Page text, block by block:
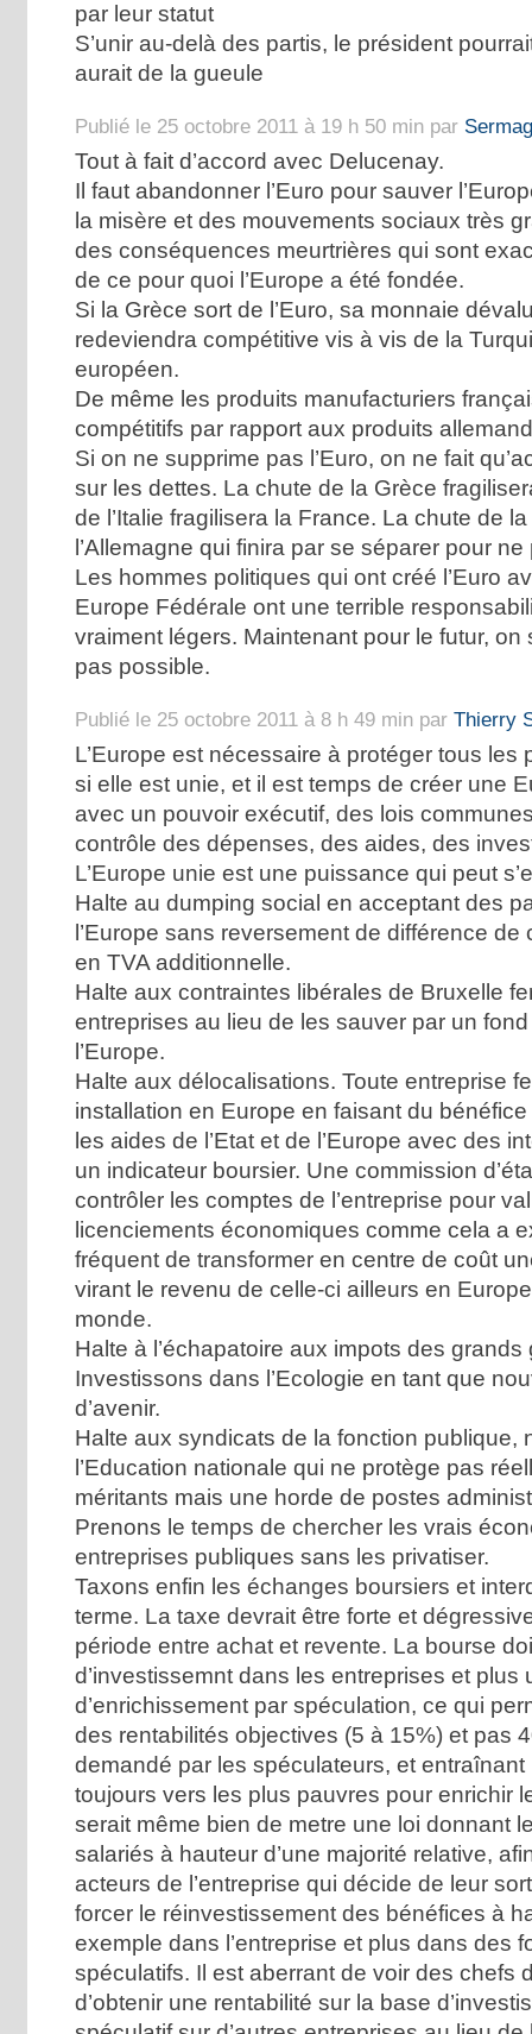
par leur statut
S’unir au-delà des partis, le président
aurait de la gueule
Publié le 25 octobre 2011 à 19 h 50 min par
Tout à fait d’accord avec Delucenay.
Il faut abandonner l’Euro pour sauver
la misère et des mouvements sociaux très
des conséquences meurtrières qui sont
de ce pour quoi l’Europe a été fondée.
Si la Grèce sort de l’Euro, sa monnaie
redeviendra compétitive vis à vis de la
européen.
De même les produits manufacturiers
compétitifs par rapport aux produits
Si on ne supprime pas l’Euro, on ne fait
sur les dettes. La chute de la Grèce
de l’Italie fragilisera la France. La chute de
l’Allemagne qui finira par se séparer pour
Les hommes politiques qui ont créé l’Euro
Europe Fédérale ont une terrible
vraiment légers. Maintenant pour le futur, on
pas possible.
Publié le 25 octobre 2011 à 8 h 49 min par Thierry
L’Europe est nécessaire à protéger tous les
si elle est unie, et il est temps de créer une
avec un pouvoir exécutif, des lois
contrôle des dépenses, des aides, des
L’Europe unie est une puissance qui peut
Halte au dumping social en acceptant des
l’Europe sans reversement de différence
en TVA additionnelle.
Halte aux contraintes libérales de Bruxelle
entreprises au lieu de les sauver par un fond
l’Europe.
Halte aux délocalisations. Toute entreprise
installation en Europe en faisant du
les aides de l’Etat et de l’Europe avec des
un indicateur boursier. Une commission
contrôler les comptes de l’entreprise pour
licenciements économiques comme cela a
fréquent de transformer en centre de coût
virant le revenu de celle-ci ailleurs en
monde.
Halte à l’échapatoire aux impots des grands
Investissons dans l’Ecologie en tant que
d’avenir.
Halte aux syndicats de la fonction publique,
l’Education nationale qui ne protège pas
méritants mais une horde de postes
Prenons le temps de chercher les vrais
entreprises publiques sans les privatiser.
Taxons enfin les échanges boursiers et
terme. La taxe devrait être forte et
période entre achat et revente. La bourse
d’investissemnt dans les entreprises et plus
d’enrichissement par spéculation, ce qui
des rentabilités objectives (5 à 15%) et pas
demandé par les spéculateurs, et entraînant
toujours vers les plus pauvres pour enrichir
serait même bien de metre une loi donnant
salariés à hauteur d’une majorité relative,
acteurs de l’entreprise qui décide de leur
forcer le réinvestissement des bénéfices à
exemple dans l’entreprise et plus dans des
spéculatifs. Il est aberrant de voir des chefs
d’obtenir une rentabilité sur la base